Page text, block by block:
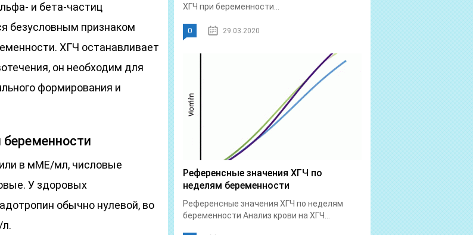
и бета-частиц
безусловным признаком
ХГЧ останавливает
он необходим для
формирования и
в мМЕ/мл, числовые
У здоровых
обычно нулевой, во
ХГЧ при беременности...
0 29.03.2020
Референсные значения ХГЧ по
неделям беременности
Референсные значения ХГЧ по неделям
беременности Анализ крови на ХГЧ...